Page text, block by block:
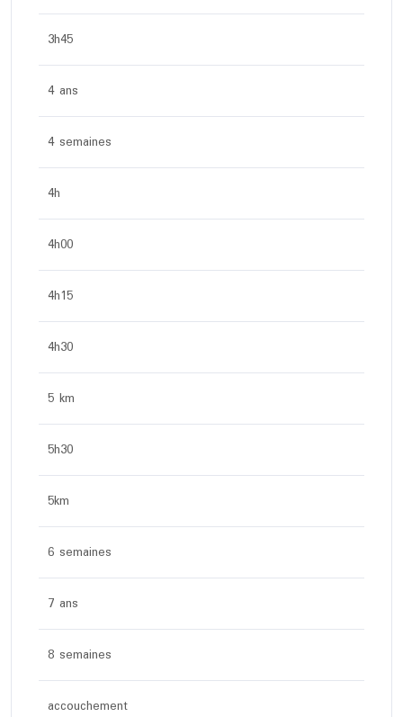
3h45
4 ans
4 semaines
4h
4h00
4h15
4h30
5 km
5h30
5km
6 semaines
7 ans
8 semaines
accouchement